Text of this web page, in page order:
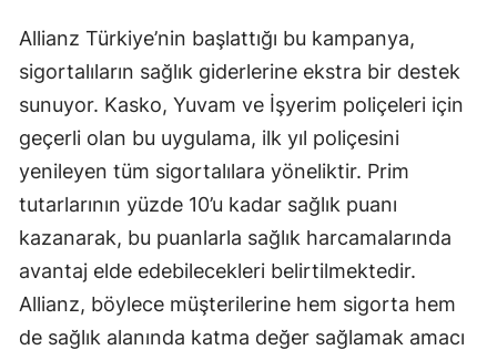
İstanbul
İzmir
Kars
Kastamonu
Kayseri
Kırklareli
Kırşehir
Allianz Türkiye’nin başlattığı bu kampanya,
sigortalıların sağlık giderlerine ekstra bir destek
sunuyor. Kasko, Yuvam ve İşyerim poliçeleri için
geçerli olan bu uygulama, ilk yıl poliçesini
yenileyen tüm sigortalılara yöneliktir. Prim
tutarlarının yüzde 10’u kadar sağlık puanı
kazanarak, bu puanlarla sağlık harcamalarında
avantaj elde edebilecekleri belirtilmektedir.
Allianz, böylece müşterilerine hem sigorta hem
de sağlık alanında katma değer sağlamak amacı